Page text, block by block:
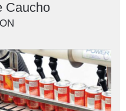
Caucho